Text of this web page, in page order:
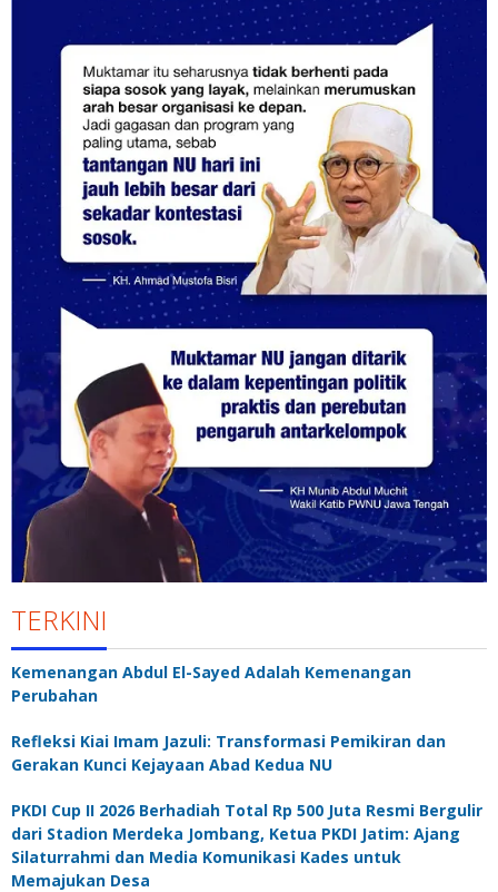
TERKINI
Kemenangan Abdul El-Sayed Adalah Kemenangan
Perubahan
Refleksi Kiai Imam Jazuli: Transformasi Pemikiran dan
Gerakan Kunci Kejayaan Abad Kedua NU
PKDI Cup II 2026 Berhadiah Total Rp 500 Juta Resmi Bergulir
dari Stadion Merdeka Jombang, Ketua PKDI Jatim: Ajang
Silaturrahmi dan Media Komunikasi Kades untuk
Memajukan Desa